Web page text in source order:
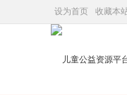
设为首页 收藏本